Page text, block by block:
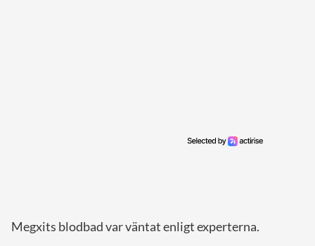
Megxits blodbad var väntat enligt experterna.